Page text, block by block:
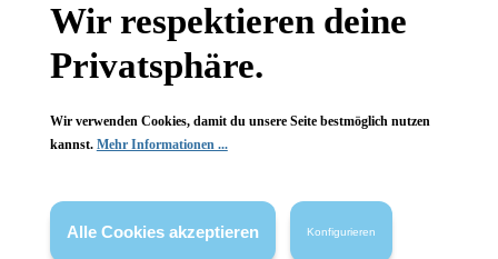
FAQ
* Alle Preise inkl. gesetzl. Mehrwertsteuer zzgl. Versandkosten
wenn nicht anders angegeben.
Wir respektieren deine
Privatsphäre.
Wir verwenden Cookies, damit du unsere Seite bestmöglich nutzen
kannst. Mehr Informationen ...
Alle Cookies akzeptieren Konfigurieren